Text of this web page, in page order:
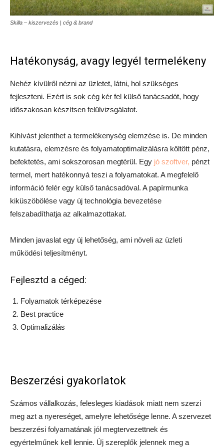
Skilla – kiszervezés | cég & brand
Hatékonyság, avagy legyél termelékeny
Nehéz kívülről nézni az üzletet, látni, hol szükséges
fejleszteni. Ezért is sok cég kér fel külső tanácsadót, hogy
időszakosan készítsen felülvizsgálatot.
Kihívást jelenthet a termelékenység elemzése is. De minden
kutatásra, elemzésre és folyamatoptimalizálásra költött pénz,
befektetés, ami sokszorosan megtérül. Egy jó szoftver, pénzt
termel, mert hatékonnyá teszi a folyamatokat. A megfelelő
információ felér egy külső tanácsadóval. A papírmunka
kiküszöbölése vagy új technológia bevezetése
felszabadíthatja az alkalmazottakat.
Minden javaslat egy új lehetőség, ami növeli az üzleti
működési teljesítményt.
Fejlesztd a céged:
Folyamatok térképezése
Best practice
Optimalizálás
Beszerzési gyakorlatok
Számos vállalkozás, felesleges kiadások miatt nem szerzi
meg azt a nyereséget, amelyre lehetősége lenne. A szervezet
beszerzési folyamatának jól megtervezettnek és
egyértelműnek kell lennie. Új szereplők jelennek meg a